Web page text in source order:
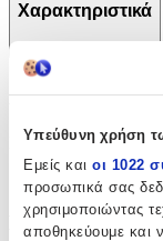
Υπεύθυνη χρήση
Εμείς και οι 1022
προσωπικά σας
χρησιμοποιώντας
αποθηκεύουμε και
Χαρακτηριστικά
Κατασκευαστής:
Proderm
Βασικά